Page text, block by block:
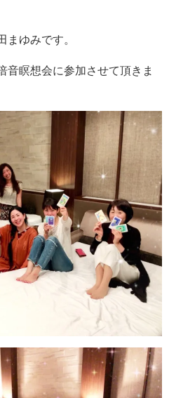
まゆみです。
音瞑想会に参加させて頂きま